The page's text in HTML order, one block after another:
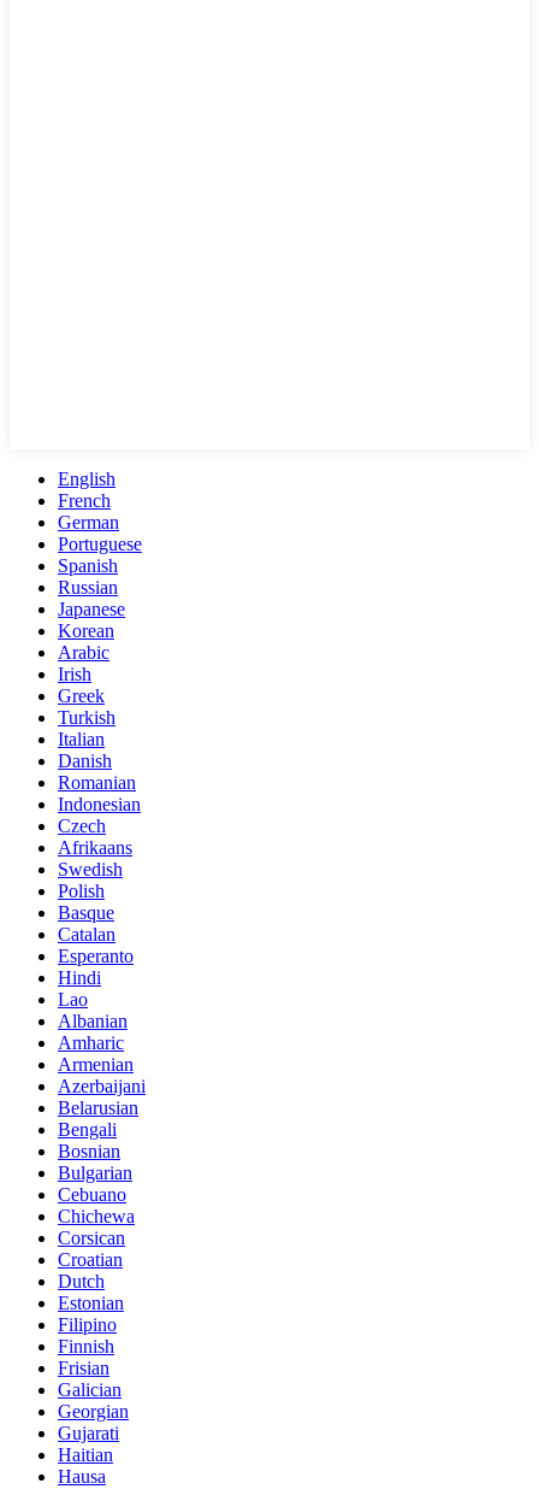
English
French
German
Portuguese
Spanish
Russian
Japanese
Korean
Arabic
Irish
Greek
Turkish
Italian
Danish
Romanian
Indonesian
Czech
Afrikaans
Swedish
Polish
Basque
Catalan
Esperanto
Hindi
Lao
Albanian
Amharic
Armenian
Azerbaijani
Belarusian
Bengali
Bosnian
Bulgarian
Cebuano
Chichewa
Corsican
Croatian
Dutch
Estonian
Filipino
Finnish
Frisian
Galician
Georgian
Gujarati
Haitian
Hausa